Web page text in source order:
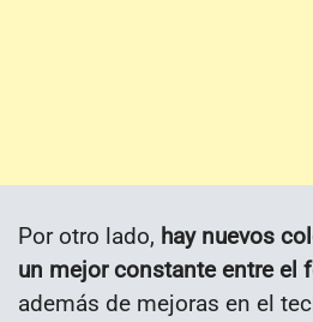
Por otro lado, hay nuevos
un mejor constante entre el
además de mejoras en el